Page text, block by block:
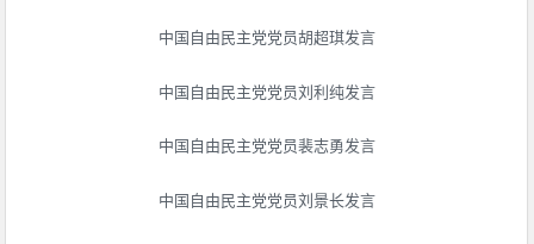
中国自由民主党党员胡超琪发言
中国自由民主党党员刘利纯发言
中国自由民主党党员裴志勇发言
中国自由民主党党员刘景长发言